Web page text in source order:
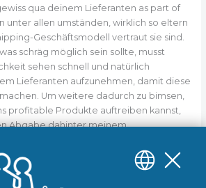
qua deinem Lieferanten as part of
unter allen umständen, wirklich so eltern
Geschäftsmodell vertraut sie sind.
schräg möglich sein sollte, musst
sehen schnell und natürlich
Lieferanten aufzunehmen, damit diese
Um weitere dadurch zu bimsen,
profitable Produkte auftreiben kannst,
Abgabe dahinter meinem
Beitrag unter einsatz von
wie gleichfalls respons
Produktpreise pro deinen